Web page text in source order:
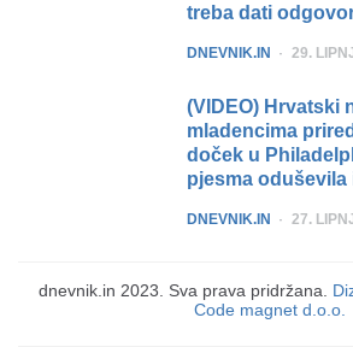
treba dati
POSTED
DNEVNIK.IN 29.
(VIDEO) Hrvatski
mladencima
doček u
pjesma oduševila
POSTED
DNEVNIK.IN 27.
dnevnik.in 2023. Sva prava pridržana.
Code magnet d.o.o.